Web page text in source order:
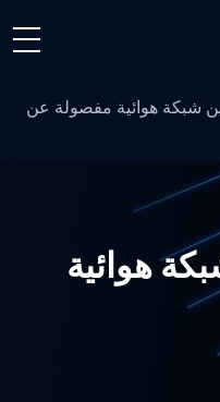
شبكة هوائية مفصولة عن
هوائية